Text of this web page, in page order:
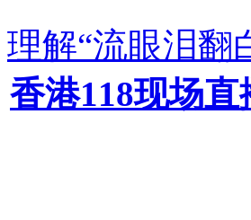
理解“流眼泪翻
香港118现场